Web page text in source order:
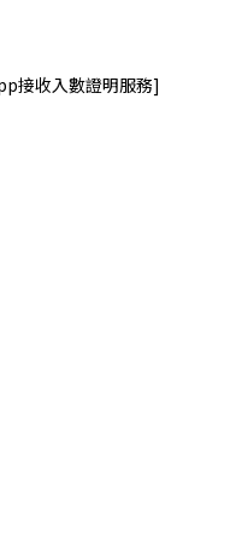
接收入數證明服務]